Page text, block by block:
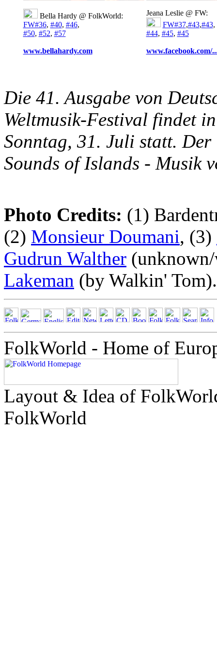
Bella Hardy @ FolkWorld:
FW#36, #40, #46,
#50, #52, #57
www.bellahardy.com
Jeana Leslie @ FW:
FW#37,#43,#43,
#44, #45, #45
www.facebook.com/
Die 41. Ausgabe von
Weltmusik-Festival findet
Sonntag, 31. Juli statt.
Sounds of Islands - Musik
Photo Credits: (1)
(2) Monsieur Doumani, (3)
Gudrun Walther
Lakeman (by Walkin' Tom).
FolkWorld - Home of
Layout & Idea of
FolkWorld